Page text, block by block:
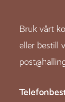
Bruk vårt
eller bestill